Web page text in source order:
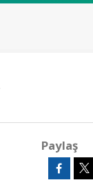
Paylaş